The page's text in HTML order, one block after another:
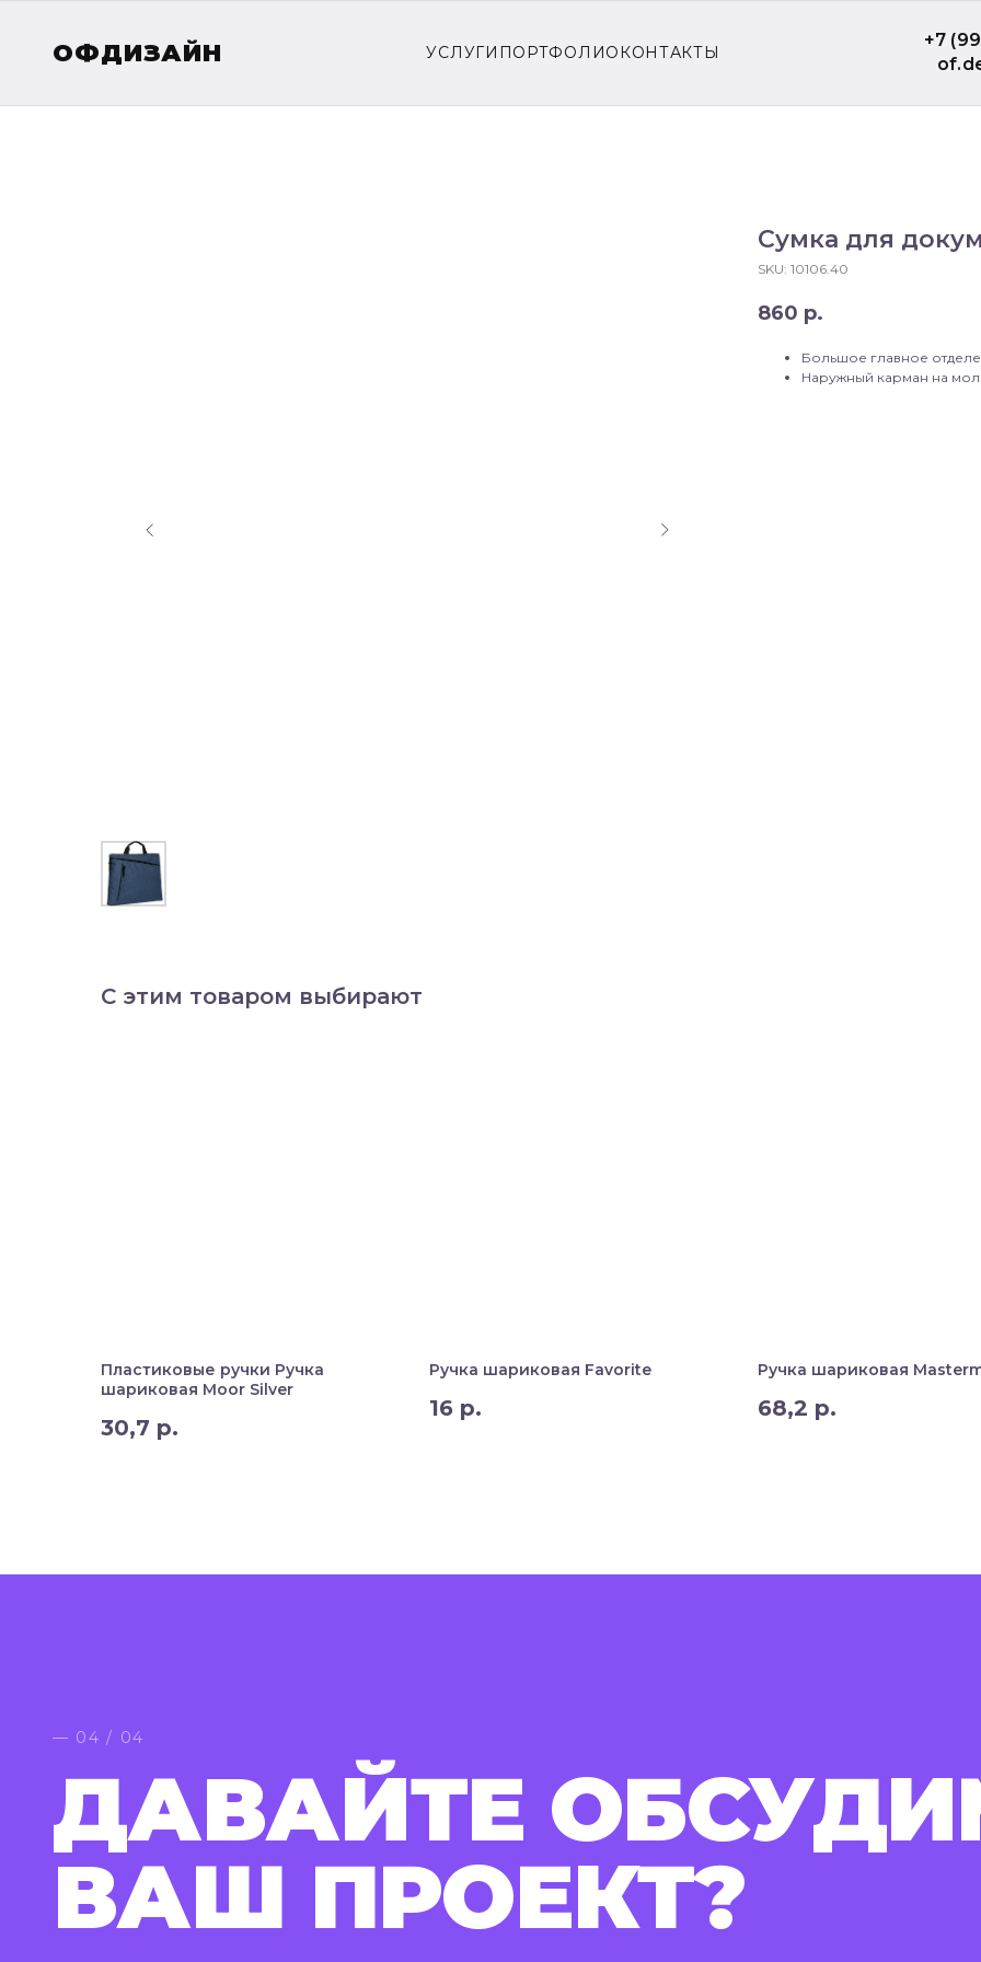
ОФДИЗАЙН УСЛУГИ ПОРТФОЛИО КОНТАКТЫ
+7
Сумка для
SKU: 10106.40
860 р.
Большое главное
Наружный карман на
С этим товаром выбирают
Пластиковые ручки Ручка
шариковая Moor Silver
30,7 р.
Ручка шариковая Favorite
16 р.
Ручка шариковая
68,2 р.
— 04 / 04
ДАВАЙТЕ
ВАШ ПРОЕКТ?